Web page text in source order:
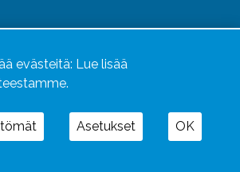
evästeitä: Lue lisää
Asetukset OK